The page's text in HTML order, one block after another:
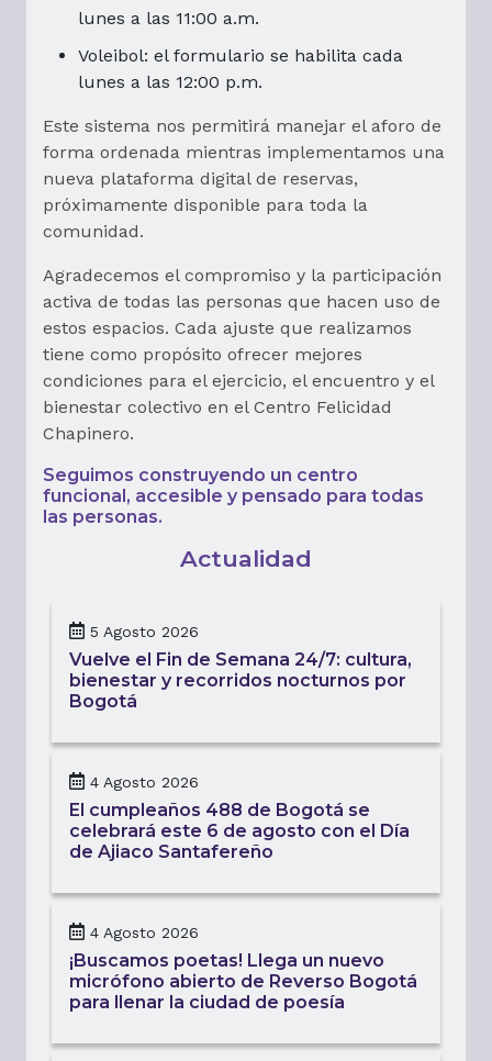
lunes a las 11:00 a.m.
Voleibol: el formulario se habilita cada
lunes a las 12:00 p.m.
Este sistema nos permitirá manejar el aforo de
forma ordenada mientras implementamos una
nueva plataforma digital de reservas,
próximamente disponible para toda la
comunidad.
Agradecemos el compromiso y la participación
activa de todas las personas que hacen uso de
estos espacios. Cada ajuste que realizamos
tiene como propósito ofrecer mejores
condiciones para el ejercicio, el encuentro y el
bienestar colectivo en el Centro Felicidad
Chapinero.
Seguimos construyendo un centro
funcional, accesible y pensado para todas
las personas.
Actualidad
5 Agosto 2026
Vuelve el Fin de Semana 24/7: cultura,
bienestar y recorridos nocturnos por
Bogotá
4 Agosto 2026
El cumpleaños 488 de Bogotá se
celebrará este 6 de agosto con el Día
de Ajiaco Santafereño
4 Agosto 2026
¡Buscamos poetas! Llega un nuevo
micrófono abierto de Reverso Bogotá
para llenar la ciudad de poesía